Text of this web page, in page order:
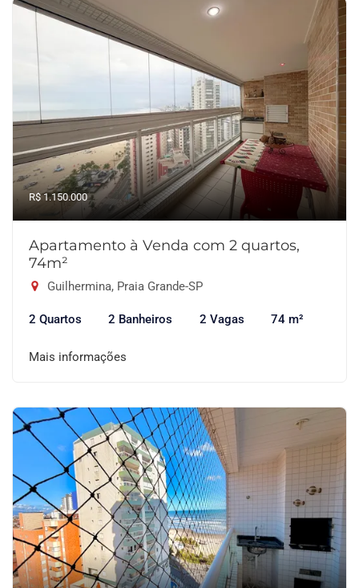
R$ 1.150.000
Apartamento à Venda com 2 quartos,
74m²
Guilhermina, Praia Grande-SP
2 Quartos 2 Banheiros 2 Vagas 74 m²
Mais informações